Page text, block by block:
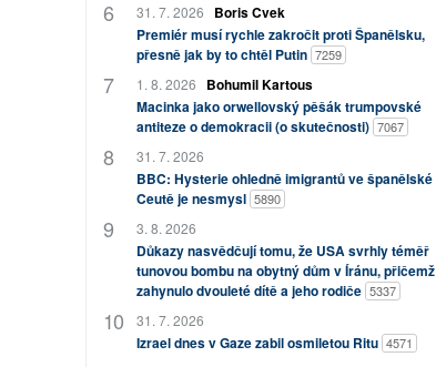
31. 7. 2026
Boris Cvek
Premiér musí rychle zakročit proti Španělsku,
přesně jak by to chtěl Putin 7259
1. 8. 2026
Bohumil Kartous
Macinka jako orwellovský pěšák trumpovské
antiteze o demokracii (o skutečnosti) 7067
31. 7. 2026
BBC: Hysterie ohledně imigrantů ve španělské
Ceutě je nesmysl 5890
3. 8. 2026
Důkazy nasvědčují tomu, že USA svrhly téměř
tunovou bombu na obytný dům v Íránu, přičemž
zahynulo dvouleté dítě a jeho rodiče 5337
31. 7. 2026
Izrael dnes v Gaze zabil osmiletou Ritu 4571